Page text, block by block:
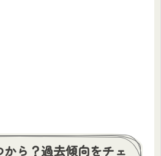
ら？過去傾向をチェ